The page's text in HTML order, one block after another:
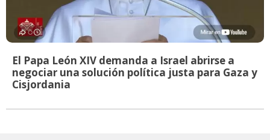
El Papa León XIV demanda a Israel abrirse a
negociar una solución política justa para Gaza y
Cisjordania